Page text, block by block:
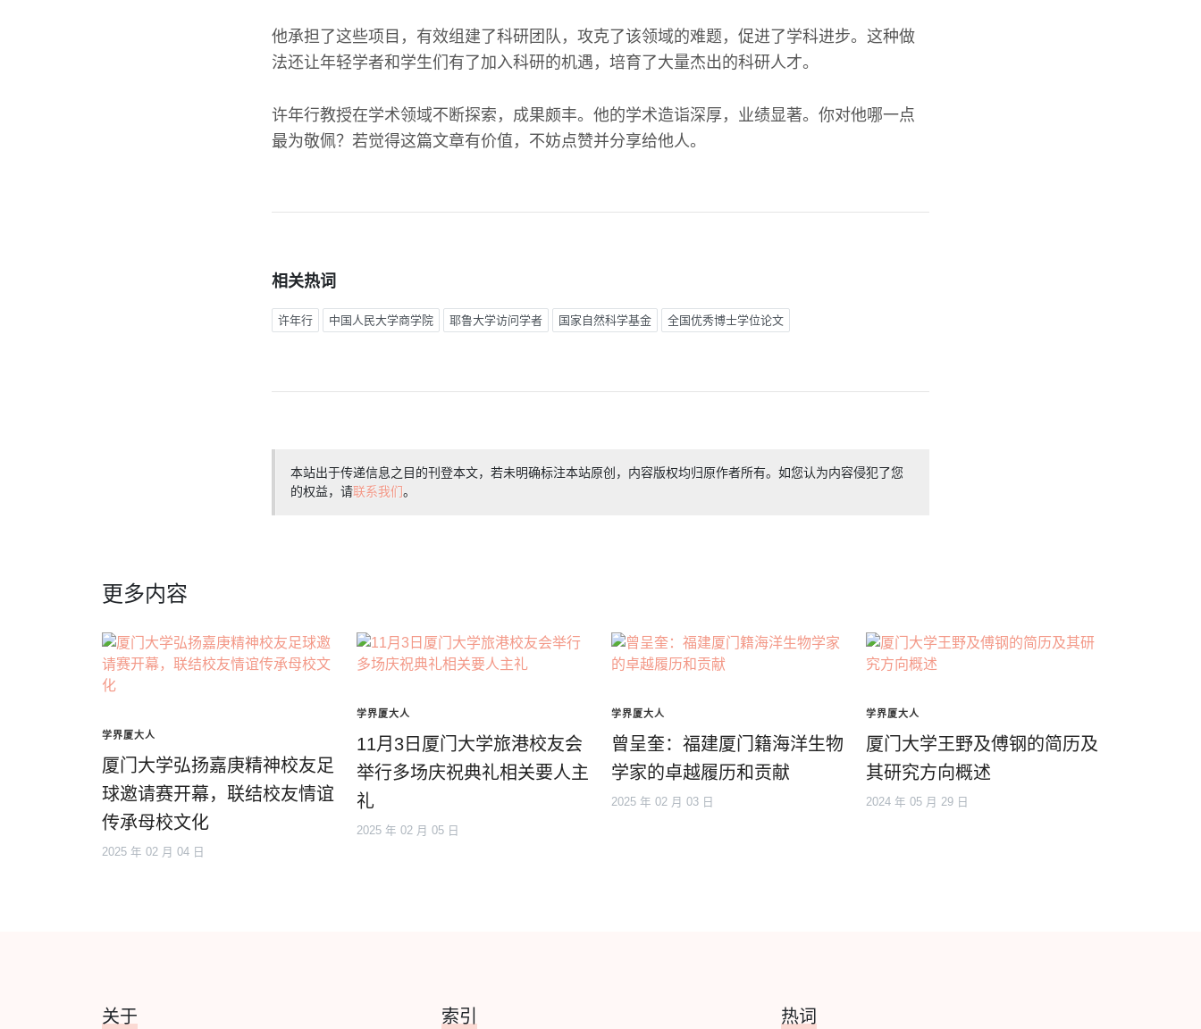
他承担了这些项目，有效组建了科研团队，攻克了该领域的难题，促进了学科进步。这种做
法还让年轻学者和学生们有了加入科研的机遇，培育了大量杰出的科研人才。
许年行教授在学术领域不断探索，成果颇丰。他的学术造诣深厚，业绩显著。你对他哪一点
最为敬佩？若觉得这篇文章有价值，不妨点赞并分享给他人。
相关热词
许年行 中国人民大学商学院 耶鲁大学访问学者 国家自然科学基金 全国优秀博士学位论文
本站出于传递信息之目的刊登本文，若未明确标注本站原创，内容版权均归原作者所有。如您认为内容侵犯了您
的权益，请联系我们。
更多内容
学界厦大人
厦门大学弘扬嘉庚精神校友足
球邀请赛开幕，联结校友情谊
传承母校文化
2025 年 02 月 04 日
学界厦大人
11月3日厦门大学旅港校友会
举行多场庆祝典礼相关要人主
礼
2025 年 02 月 05 日
学界厦大人
曾呈奎：福建厦门籍海洋生物
学家的卓越履历和贡献
2025 年 02 月 03 日
学界厦大人
厦门大学王野及傅钢的简历及
其研究方向概述
2024 年 05 月 29 日
关于 索引 热词